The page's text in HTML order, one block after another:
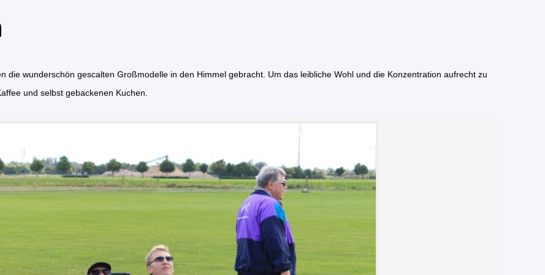
die wunderschön gescalten Großmodelle in den Himmel gebracht. Um das leibliche Wohl und die Konzentration aufrecht zu
und selbst gebackenen Kuchen.